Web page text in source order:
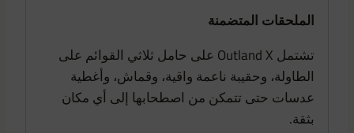
الملحقات المتضمنة
تشتمل Outland X على حامل ثلاثي القوائم على
الطاولة، وحقيبة ناعمة واقية، وقماش، وأغطية
عدسات حتى تتمكن من اصطحابها إلى أي مكان
بثقة.